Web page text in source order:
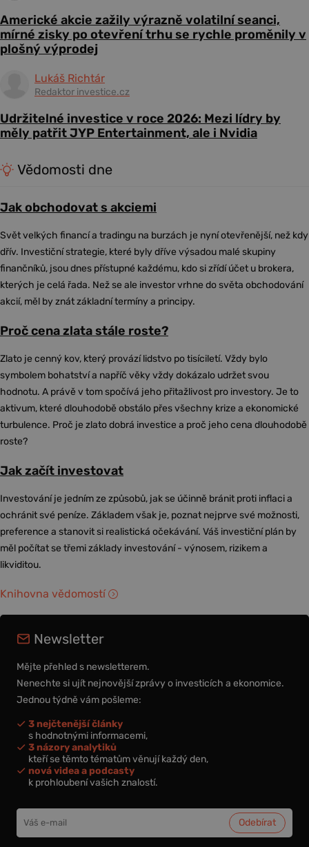
Americké akcie zažily výrazně volatilní seanci,
mírné zisky po otevření trhu se rychle proměnily v
plošný výprodej
Lukáš Richtár
Redaktor investice.cz
Udržitelné investice v roce 2026: Mezi lídry by
měly patřit JYP Entertainment, ale i Nvidia
Vědomosti dne
Jak obchodovat s akciemi
Svět velkých financí a tradingu na burzách je nyní otevřenější, než kdy
dřív. Investiční strategie, které byly dříve výsadou malé skupiny
finančníků, jsou dnes přístupné každému, kdo si zřídí účet u brokera,
kterých je celá řada. Než se ale investor vrhne do světa obchodování
akcií, měl by znát základní termíny a principy.
Proč cena zlata stále roste?
Zlato je cenný kov, který provází lidstvo po tisíciletí. Vždy bylo
symbolem bohatství a napříč věky vždy dokázalo udržet svou
hodnotu. A právě v tom spočívá jeho přitažlivost pro investory. Je to
aktivum, které dlouhodobě obstálo přes všechny krize a ekonomické
turbulence. Proč je zlato dobrá investice a proč jeho cena dlouhodobě
roste?
Jak začít investovat
Investování je jedním ze způsobů, jak se účinně bránit proti inflaci a
ochránit své peníze. Základem však je, poznat nejprve své možnosti,
preference a stanovit si realistická očekávání. Váš investiční plán by
měl počítat se třemi základy investování - výnosem, rizikem a
likviditou.
Knihovna vědomostí
Newsletter
Mějte přehled s newsletterem.
Nenechte si ujít nejnovější zprávy o investicích a ekonomice.
Jednou týdně vám pošleme:
3 nejčtenější články
s hodnotnými informacemi,
3 názory analytiků
kteří se těmto tématům věnují každý den,
nová videa a podcasty
k prohloubení vašich znalostí.